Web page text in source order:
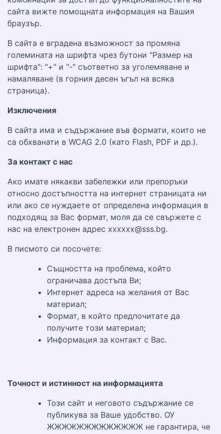
сайта вижте помощната информация на Вашия
браузър.
В сайта е вградена възможност за промяна
големината на шрифта чрез бутони "Размер на
шрифта": "+" и "-" съответно за уголемяване и
намаляване (в горния десен ъгъл на всяка
страница).
Изключения
В сайта има и съдържание във формати, които не
са обхванати в WCAG 2.0 (като Flash, PDF и др.).
За контакт с нас
Ако имате някакви забележки или препоръки
относно достъпността на интернет страницата ни
или ако се нуждаете от определена информация в
подходящ за Вас формат, моля да се свържете с
нас на електронен адрес xxxxxx@sss.bg.
В писмото си посочете:
Същността на проблема, който
ограничава достъпа Ви;
Интернет адреса на желания от Вас
материал;
Формат, в който предпочитате да
получите този материал;
Информация за контакт с Вас.
Точност и истинност на информацията
Този сайт и неговото съдържание се
публикува за Ваше удобство. ОУ
ЖЖЖЖЖЖЖЖЖЖЖЖЖ не гарантира, че